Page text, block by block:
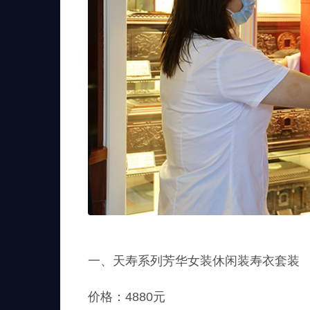
一、天寿系列芳华女装休闲装寿衣套装
价格：4880元